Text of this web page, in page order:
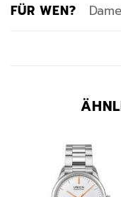
FÜR WEN?